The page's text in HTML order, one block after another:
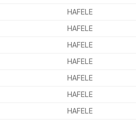
HAFELE
HAFELE
HAFELE
HAFELE
HAFELE
HAFELE
HAFELE